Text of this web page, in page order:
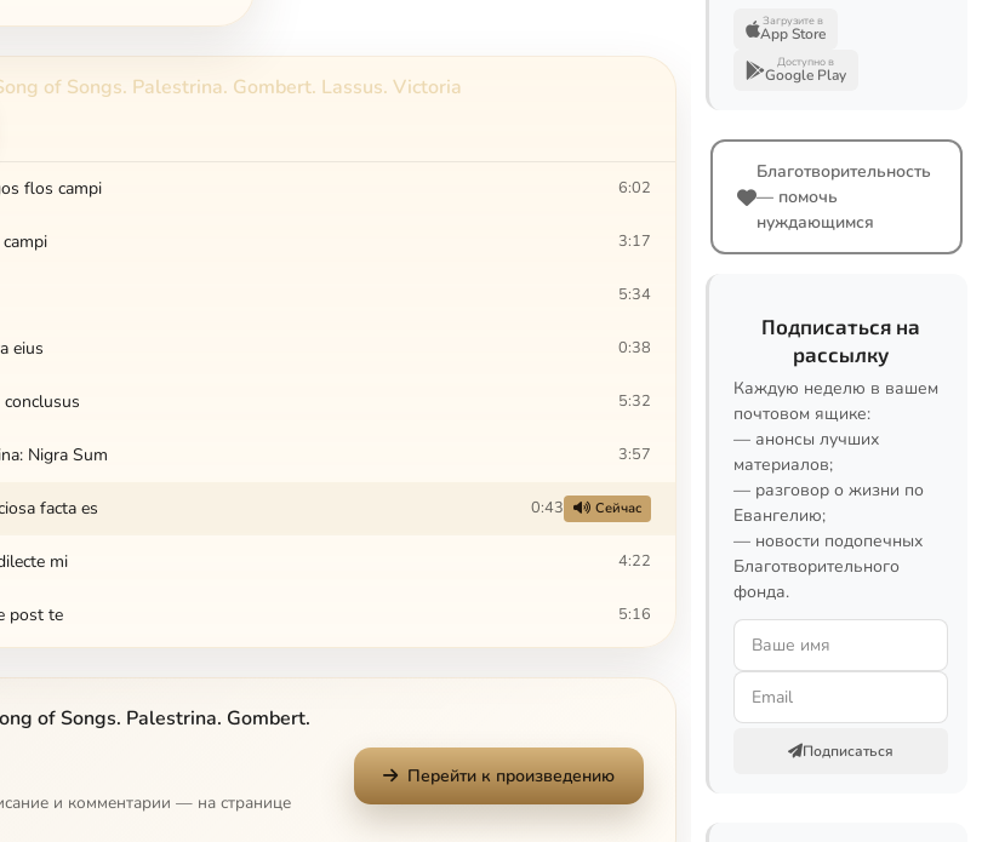
of Songs. Palestrina. Gombert. Lassus. Victoria
flos campi 6:02
3:17
5:34
eius 0:38
5:32
Nigra Sum 3:57
facta es 0:43 Сейчас
mi 4:22
post te 5:16
Osculetur me
rex
of Songs. Palestrina. Gombert.
и комментарии — на странице
Перейти к произведению
Загрузите в
App Store
Доступно в
Google Play
Благотворительность
— помочь
нуждающимся
Подписаться на
рассылку
Каждую неделю в вашем
почтовом ящике:
— анонсы лучших
материалов;
— разговор о жизни по
Евангелию;
— новости подопечных
Благотворительного
фонда.
Подписаться